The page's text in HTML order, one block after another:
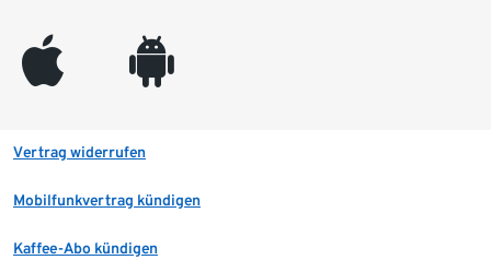
appleinc android
Vertrag widerrufen
Mobilfunkvertrag kündigen
Kaffee-Abo kündigen